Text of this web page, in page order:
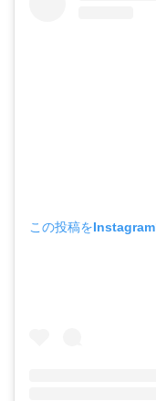
この投稿をInstagram